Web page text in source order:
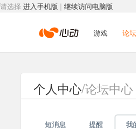
请选择 进入手机版 | 继续访问电脑版
心
动
游戏 论坛
个人中心/论坛中心
短消息 提醒 我